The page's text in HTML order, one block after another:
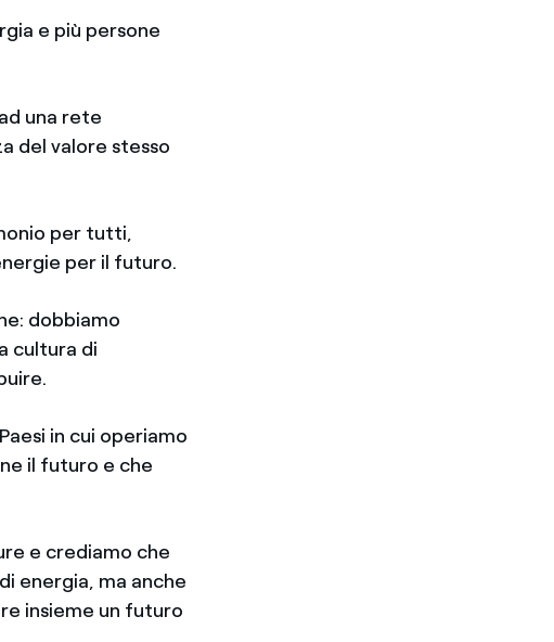
e più persone
una rete
del valore stesso
per tutti,
per il futuro.
dobbiamo
cultura di
in cui operiamo
il futuro e che
e crediamo che
energia, ma anche
insieme un futuro